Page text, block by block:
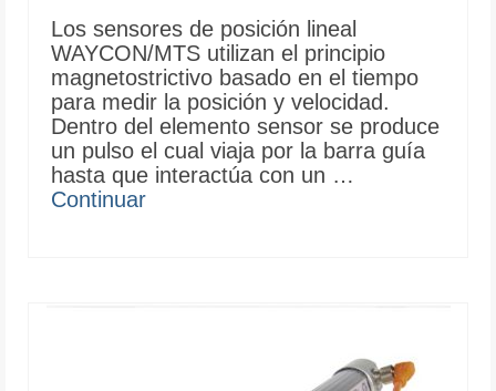
Los sensores de posición lineal
WAYCON/MTS utilizan el principio
magnetostrictivo basado en el tiempo
para medir la posición y velocidad.
Dentro del elemento sensor se produce
un pulso el cual viaja por la barra guía
hasta que interactúa con un …
Continuar